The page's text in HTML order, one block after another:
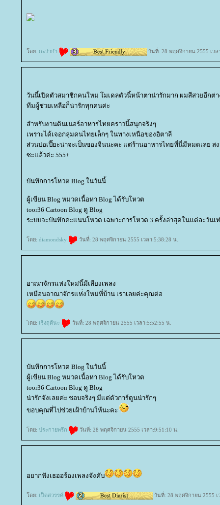
ดย: กะว่าก๋า วันที่: 28 พฤศจิกายน 2555 เวล
วันนี้เปิดตัวสมาชิกคนใหม่ โมเดลตัวนี้หน้าตาน่ารักมาก ผมสีสวยอีกต่า
ทีมผู้ช่วยเหลือก็น่ารักทุกคนค่ะ
สำหรับงานดินเนอร์อาหารไทยคราวนี้สนุกจริงๆ
เพราะได้เจอกลุ่มคนไทยเล็กๆ ในทางเหนือของอิตาลี
ส่วนปอเปี๊ยะน่าจะเป็นของจีนนะคะ แต่ร้านอาหารไทยที่นี่มีหมดเลย
ซะแล้วค่ะ 555+
บันทึกการโหวต Blog ในวันนี้
ผู้เขียน Blog หมวดเนื้อหา Blog ได้รับโหวต
toor36 Cartoon Blog ดู Blog
ระบบจะบันทึกคะแนนโหวต เฉพาะการโหวต 3 ครั้งล่าสุดในแต่ละวันเ
ดย: diamondsky วันที่: 28 พฤศจิกายน 2555 เวลา:5:38:28 น.
อาณาจักรแห่งใหม่นี้มีเสียงเพลง
เหมือนอาณาจักรแห่่งใหม่ที่บ้าน เราเลยค่ะคุณต่อ
ดย: เริงฤดีนะ วันที่: 28 พฤศจิกายน 2555 เวลา:5:52:55 น.
บันทึกการโหวต Blog ในวันนี้
ผู้เขียน Blog หมวดเนื้อหา Blog ได้รับโหวต
toor36 Cartoon Blog ดู Blog
น่ารักจังเลยค่ะ ชอบจริงๆ มีแต่ตัวการ์ตูนน่ารักๆ
ขอบคุณที่ไปช่วยเฝ้าบ้านให้นะคะ
ดย: ประกายพรึก วันที่: 28 พฤศจิกายน 2555 เวลา:9:51:10 น.
อยากฟังเธออร้องเพลงจังคับ
ดย: เป็ดสวรรค์ วันที่: 28 พฤศจิกายน 2555 เ